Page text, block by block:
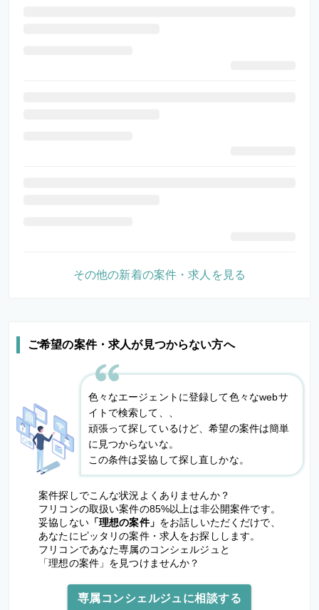
ご希望の案件・求人が見つからない方へ
色々なエージェントに登録して色々なwebサ
イトで検索して、、
頑張って探しているけど、希望の案件は簡単
に見つからないな。
この条件は妥協して探し直しかな。
案件探しでこんな状況よくありませんか？
フリコンの取扱い案件の85%以上は非公開案件です。
妥協しない「理想の案件」 をお話しいただくだけで、
あなたにピッタリの案件・求人をお探しします。
フリコンであなた専属のコンシェルジュと
「理想の案件」を見つけませんか？
専属コンシェルジュに相談する
その他の新着の案件・求人を見る